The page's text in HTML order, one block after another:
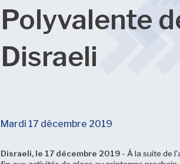
Polyvalente
Disraeli
Mardi 17 décembre 2019
Disraeli, le 17 décembre 2019 - À la suite de